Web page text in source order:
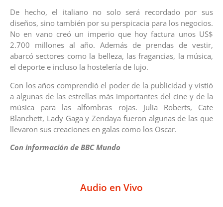
De hecho, el italiano no solo será recordado por sus
diseños, sino también por su perspicacia para los negocios.
No en vano creó un imperio que hoy factura unos US$
2.700 millones al año. Además de prendas de vestir,
abarcó sectores como la belleza, las fragancias, la música,
el deporte e incluso la hostelería de lujo.
Con los años comprendió el poder de la publicidad y vistió
a algunas de las estrellas más importantes del cine y de la
música para las alfombras rojas. Julia Roberts, Cate
Blanchett, Lady Gaga y Zendaya fueron algunas de las que
llevaron sus creaciones en galas como los Oscar.
Con información de BBC Mundo
Audio en Vivo